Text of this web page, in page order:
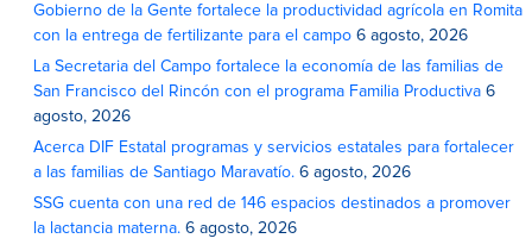
Gobierno de la Gente fortalece la productividad agrícola en Romita
con la entrega de fertilizante para el campo 6 agosto, 2026
La Secretaria del Campo fortalece la economía de las familias de
San Francisco del Rincón con el programa Familia Productiva 6
agosto, 2026
Acerca DIF Estatal programas y servicios estatales para fortalecer
a las familias de Santiago Maravatío. 6 agosto, 2026
SSG cuenta con una red de 146 espacios destinados a promover
la lactancia materna. 6 agosto, 2026